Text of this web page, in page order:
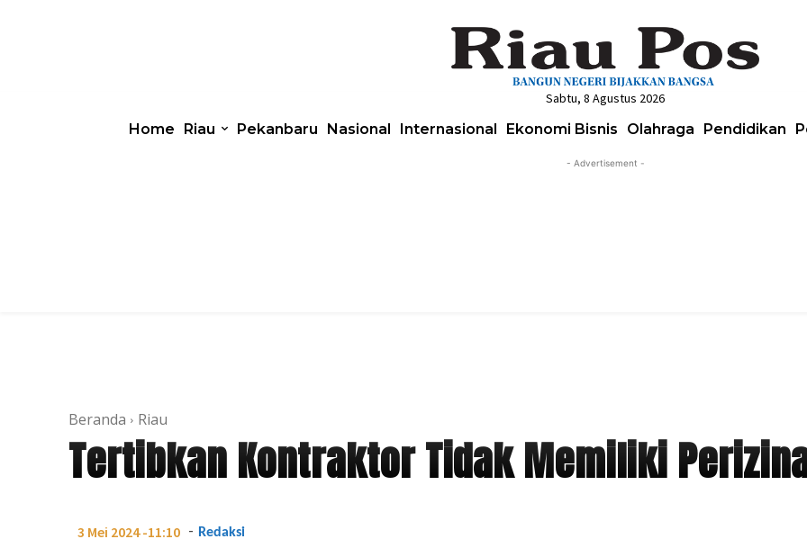
Sabtu, 8 Agustus 2026
Home Riau Pekanbaru Nasional Internasional Ekonomi Bisnis Olahraga Pendidikan
- Advertisement -
Beranda Riau
Tertibkan Kontraktor Tidak Memiliki
3 Mei 2024 -11:10 - Redaksi